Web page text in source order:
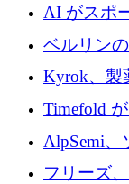
素の世界
ンドを調達
AI がスポ
が 2,000
ベルリン
を拡張す
Kyrok、製
に AI を導
Timefold
ラクチャ
1,300 万ド
AlpSemi、
カー技術
フリーズ